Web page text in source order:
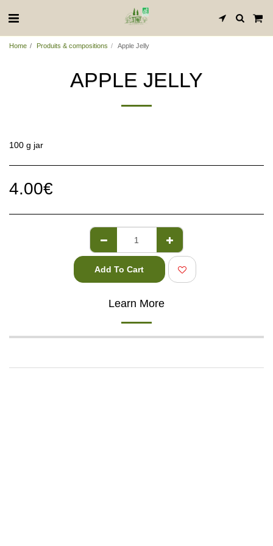
Home Produits & compositions Apple Jelly
APPLE JELLY
100 g jar
4.00€
Add To Cart
Learn More